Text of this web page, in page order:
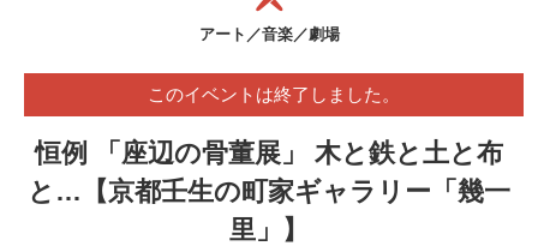
アート／音楽／劇場
このイベントは終了しました。
恒例 「座辺の骨董展」 木と鉄と土と布
と…【京都壬生の町家ギャラリー「幾一
里」】